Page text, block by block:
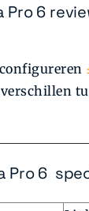
Pro 6
verschillen
Pro 6